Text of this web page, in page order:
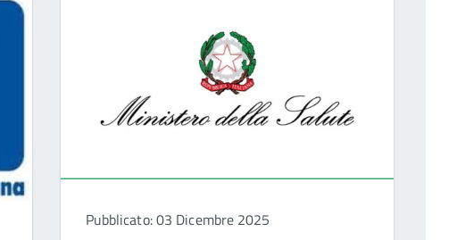
Pubblicato: 03 Dicembre 2025